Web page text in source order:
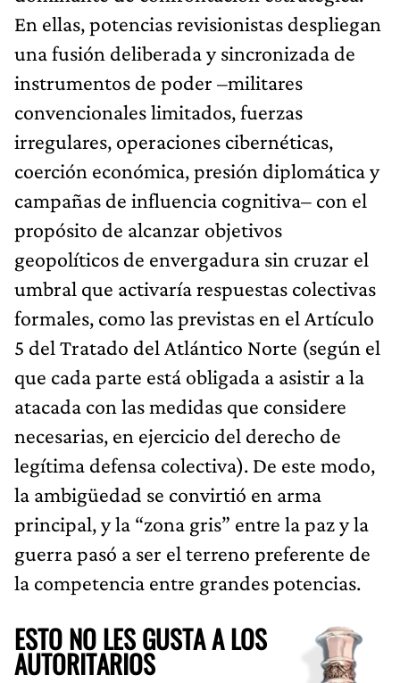
En ellas, potencias revisionistas despliegan
una fusión deliberada y sincronizada de
instrumentos de poder –militares
convencionales limitados, fuerzas
irregulares, operaciones cibernéticas,
coerción económica, presión diplomática y
campañas de influencia cognitiva– con el
propósito de alcanzar objetivos
geopolíticos de envergadura sin cruzar el
umbral que activaría respuestas colectivas
formales, como las previstas en el Artículo
5 del Tratado del Atlántico Norte (según el
que cada parte está obligada a asistir a la
atacada con las medidas que considere
necesarias, en ejercicio del derecho de
legítima defensa colectiva). De este modo,
la ambigüedad se convirtió en arma
principal, y la “zona gris” entre la paz y la
guerra pasó a ser el terreno preferente de
la competencia entre grandes potencias.
ESTO NO LES GUSTA A LOS
AUTORITARIOS